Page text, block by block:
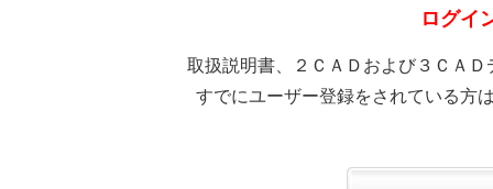
ログイ
取扱説明書、２ＣＡＤおよび３ＣＡ
すでにユーザー登録をされている方